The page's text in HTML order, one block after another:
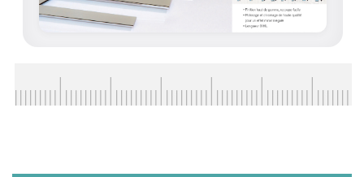
VITRINE EN VERRE
PLATS ET CORNIÈRES